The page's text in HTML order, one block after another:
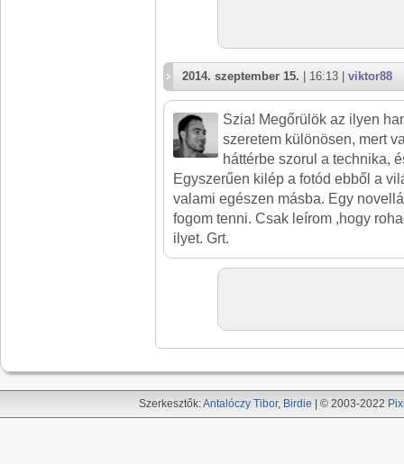
2014. szeptember 15. | 16:13 | viktor88
Szia! Megőrülök az ilyen
szeretem különösen, mert
háttérbe szorul a technika,
Egyszerűen kilép a fotód ebből a
valami egészen másba. Egy
fogom tenni. Csak leírom ,hogy
ilyet. Grt.
Szerkesztők:Antalóczy Tibor, Birdie | © 2003-2022